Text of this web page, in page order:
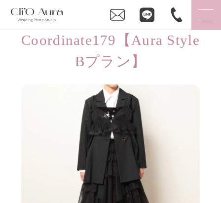
Coordinate179【Aura Style
Bプラン】